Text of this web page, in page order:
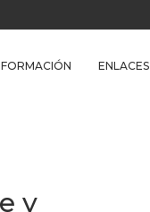
FORMACIÓN ENLACES
y